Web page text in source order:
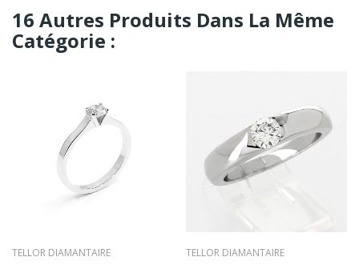
16 Autres Produits Dans La Même
Catégorie :
TELLOR DIAMANTAIRE TELLOR DIAMANTAIRE